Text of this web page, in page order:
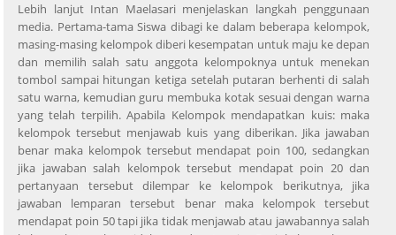
Lebih lanjut Intan Maelasari menjelaskan langkah penggunaan
media. Pertama-tama Siswa dibagi ke dalam beberapa kelompok,
masing-masing kelompok diberi kesempatan untuk maju ke depan
dan memilih salah satu anggota kelompoknya untuk menekan
tombol sampai hitungan ketiga setelah putaran berhenti di salah
satu warna, kemudian guru membuka kotak sesuai dengan warna
yang telah terpilih. Apabila Kelompok mendapatkan kuis: maka
kelompok tersebut menjawab kuis yang diberikan. Jika jawaban
benar maka kelompok tersebut mendapat poin 100, sedangkan
jika jawaban salah kelompok tersebut mendapat poin 20 dan
pertanyaan tersebut dilempar ke kelompok berikutnya, jika
jawaban lemparan tersebut benar maka kelompok tersebut
mendapat poin 50 tapi jika tidak menjawab atau jawabannya salah